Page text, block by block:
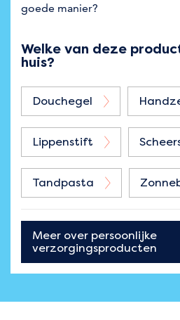
goede manier?
Welke van deze
huis?
Douchegel
Lippenstift
Tandpasta
Meer over persoonlijke
verzorgingsproducten